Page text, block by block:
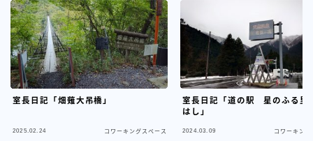
室長日記「畑薙大吊橋」
2025.02.24 コワーキングスペース
室長日記「道の駅 星のふる里
はし」
2024.03.09 コワーキング